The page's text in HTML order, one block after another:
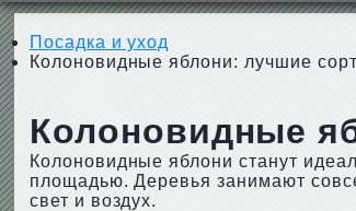
Посадка и уход
Колоновидные яблони: лучшие
Колоновидные
Колоновидные яблони станут
площадью. Деревья занимают
свет и воздух.